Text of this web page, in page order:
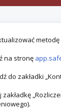
metodę
na stronę
do zakładki
zakładkę